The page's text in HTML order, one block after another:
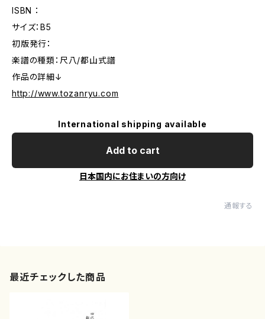
ISBN ：
サイズ：B5
初版発行：
楽譜の種類：尺八/都山式譜
作品の詳細↓
http://www.tozanryu.com
International shipping available
Add to cart
日本国内にお住まいの方向け
通報する
最近チェックした商品